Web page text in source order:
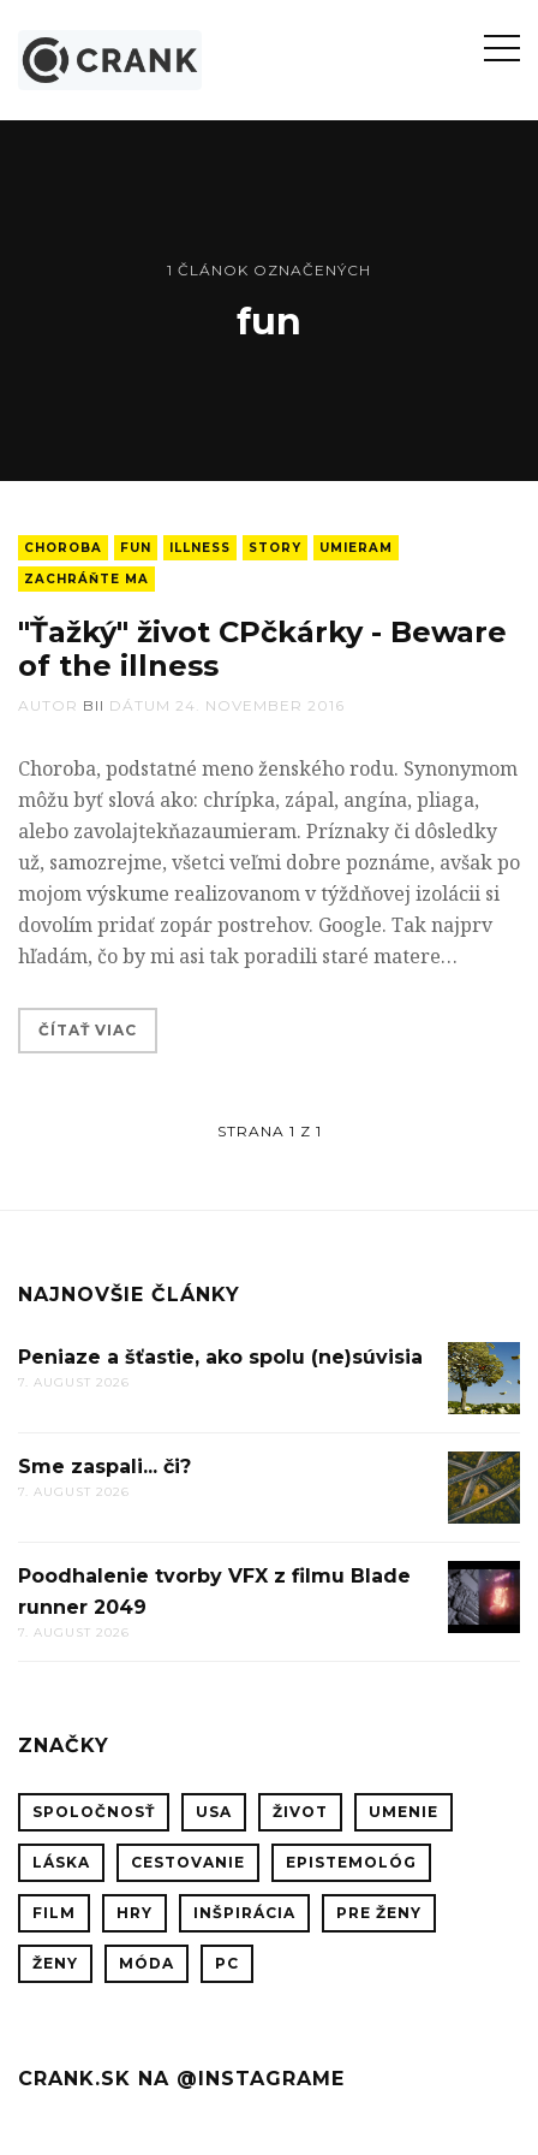
1 ČLÁNOK OZNAČENÝCH
fun
CHOROBA FUN ILLNESS STORY
UMIERAM
ZACHRÁŇTE MA
"Ťažký" život CPčkárky - Beware
of the illness
AUTOR BII DÁTUM 24. NOVEMBER 2016
Choroba, podstatné meno ženského rodu. Synonymom
môžu byť slová ako: chrípka, zápal, angína, pliaga,
alebo zavolajtekňazaumieram. Príznaky či dôsledky
už, samozrejme, všetci veľmi dobre poznáme, avšak po
mojom výskume realizovanom v týždňovej izolácii si
dovolím pridať zopár postrehov. Google. Tak najprv
hľadám, čo by mi asi tak poradili staré matere…
ČÍTAŤ VIAC
STRANA 1 Z 1
NAJNOVŠIE ČLÁNKY
A
AKO
SPOLU
Peniaze a šťastie, ako spolu (ne)súvisia
7. AUGUST 2026
SME
ČI?
Sme zaspali... či?
7. AUGUST 2026
TVORBY
VFX
2049
Poodhalenie tvorby VFX z filmu Blade
runner 2049
7. AUGUST 2026
ZNAČKY
SPOLOČNOSŤ USA ŽIVOT UMENIE
LÁSKA CESTOVANIE EPISTEMOLÓG
FILM HRY INŠPIRÁCIA PRE ŽENY
ŽENY MÓDA PC
CRANK.SK NA @INSTAGRAME